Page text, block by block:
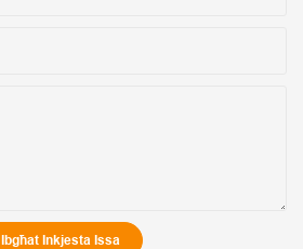
Ibgħat Inkjesta Issa